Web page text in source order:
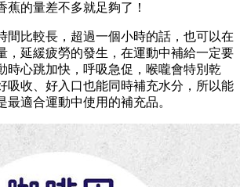
蕉的量差不多就足夠了！
間比較長，超過一個小時的話，也可以在
，延緩疲勞的發生，在運動中補給一定要
時心跳加快，呼吸急促，喉嚨會特別乾
吸收、好入口也能同時補充水分，所以能
最適合運動中使用的補充品。